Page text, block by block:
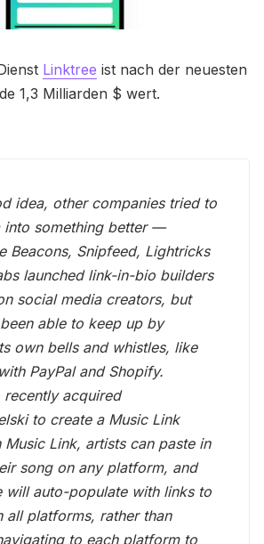
Linktree ist nach der neuesten
1,3 Milliarden $ wert.
idea, other companies tried to
into something better —
Beacons, Snipfeed, Lightricks
launched link-in-bio builders
social media creators, but
able to keep up by
own bells and whistles, like
PayPal and Shopify.
recently acquired
to create a Music Link
Music Link, artists can paste in
song on any platform, and
will auto-populate with links to
all platforms, rather than
to each platform to